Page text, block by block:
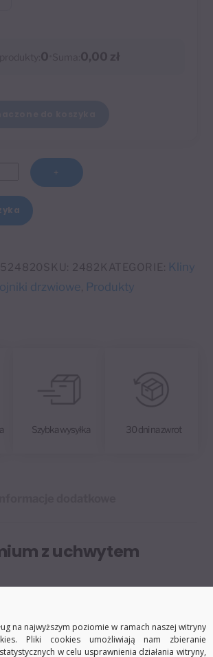
0 0,00 zł
+
e
r
:
SKU: 2482 KATEGORIE: Kliny
drzwiowe, Produkty
Szybka wysyłka 30 dni na zwrot
z uchwytem
ochronę Państwa ściany, amortyzuje uderzenia.
na najwyższym poziomie w ramach naszej witryny
Pliki cookies umożliwiają nam zbieranie
w celu usprawnienia działania witryny,